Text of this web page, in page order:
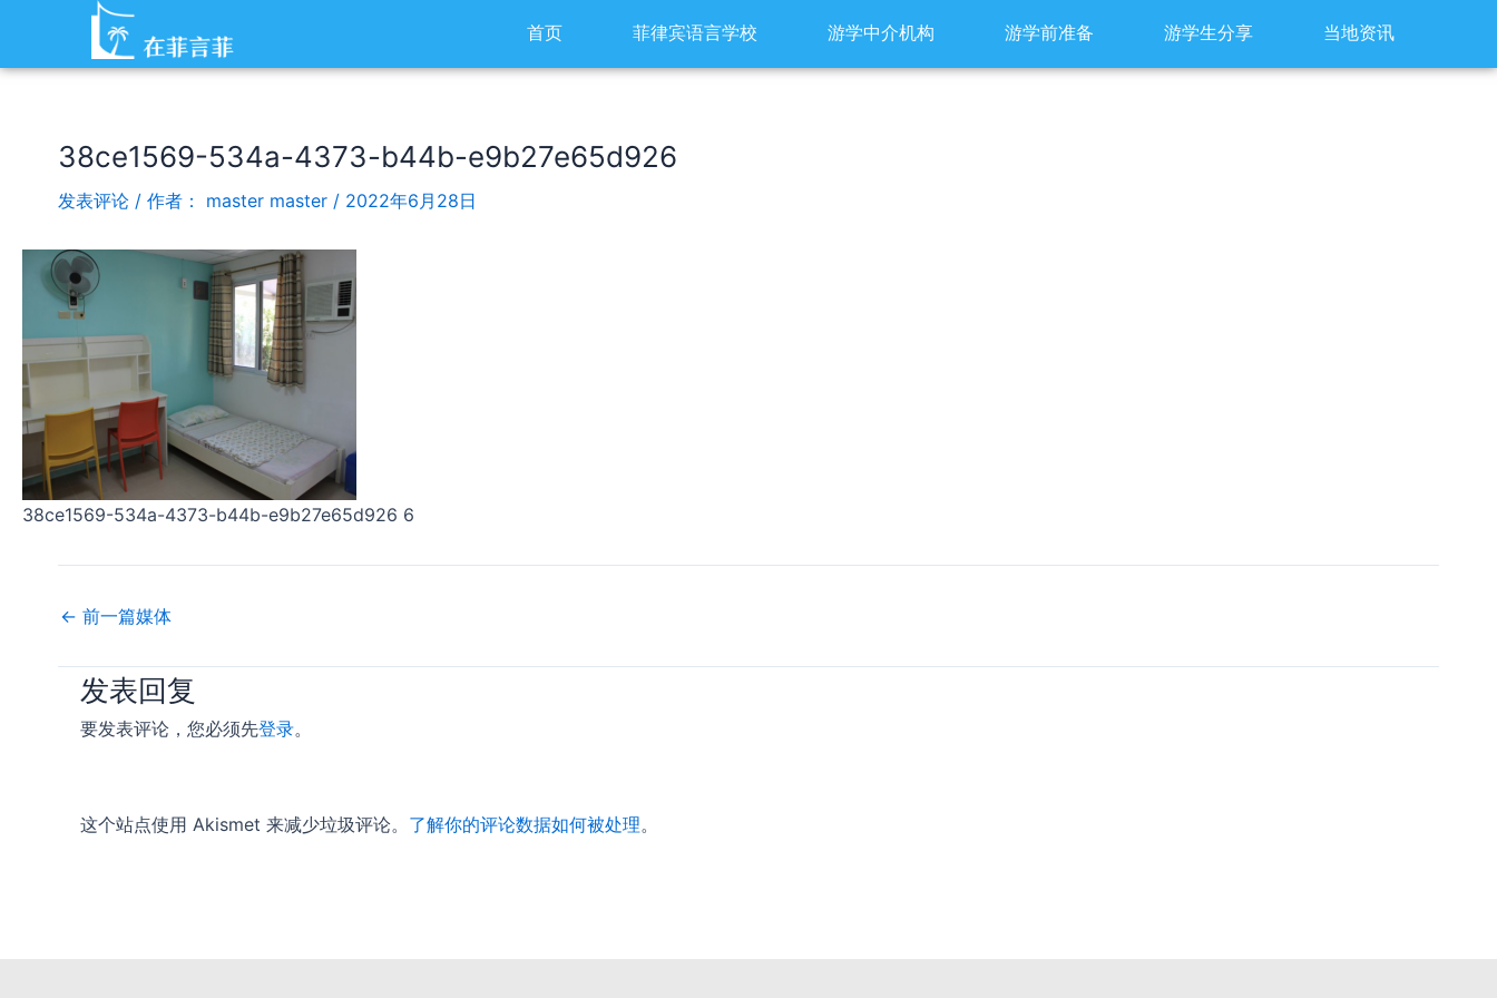
内
首页 菲律宾语言学校 游学中介机构 游学前准备 游学生分享 当地资讯
38ce1569-534a-4373-b44b-e9b27e65d926
发表评论 / 作者： master master / 2022年6月28日
38ce1569-534a-4373-b44b-e9b27e65d926 6
Post
navigation
← 前一篇媒体
发表回复
要发表评论，您必须先登录。
这个站点使用 Akismet 来减少垃圾评论。 了解你的评论数据如何被处理。